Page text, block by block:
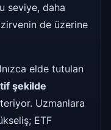
seviye, daha
de üzerine
elde tutulan
şekilde
Uzmanlara
ETF